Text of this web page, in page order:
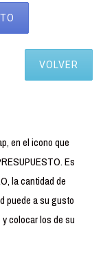
VOLVER
en el icono que
Es
la cantidad de
puede a su gusto
colocar los de su